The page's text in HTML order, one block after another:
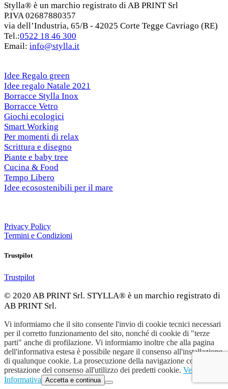
Stylla® è un marchio registrato di AB PRINT Srl
P.IVA 02687880357
via dell’Industria, 65/B - 42025 Corte Tegge Cavriago (RE)
Tel.:0522 18 46 300
Email: info@stylla.it
Idee Regalo green
Idee regalo Natale 2021
Borracce Stylla Inox
Borracce Vetro
Giochi ecologici
Smart Working
Per momenti di relax
Scrittura e disegno
Piante e baby tree
Cucina & Food
Tempo Libero
Idee ecosostenibili per il mare
Privacy Policy
Termini e Condizioni
Trustpilot
Trustpilot
© 2020 AB PRINT Srl. STYLLA® è un marchio registrato di
AB PRINT Srl.
Vi informiamo che il sito consente l'invio di cookie tecnici necessari
per il corretto funzionamento del sito, nonché di cookie di "terze
parti" anche di profilazione. Vi informiamo inoltre che alla pagina
dell'informativa estesa è possibile negare il consenso all'installazione
di qualunque cookie. La prosecuzione della navigazione comporta la
prestazione del consenso all'utilizzo dei predetti cookie. Vedi
Informativa Accetta e continua